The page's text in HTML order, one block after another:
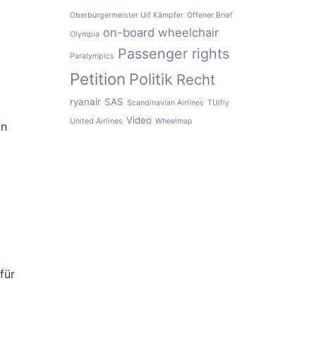
Oberbürgermeister Ulf Kämpfer Offener Brief
Olympia on-board wheelchair
Paralympics Passenger rights
Petition Politik Recht
ryanair SAS Scandinavian Airlines TUIfly
United Airlines Video Wheelmap